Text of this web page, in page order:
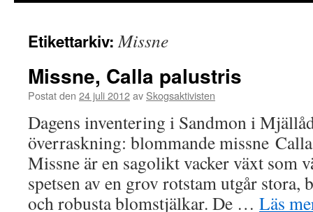
Etikettarkiv:Missne
Missne, Calla palustris
Postat den 24 juli 2012av Skogsaktivisten
Dagens inventering i Sandmon i
överraskning: blommande missne
Missne är en sagolikt vacker växt som
spetsen av en grov rotstam utgår
och robusta blomstjälkar. De … Läs